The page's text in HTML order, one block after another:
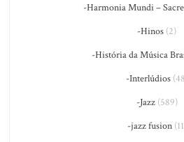
-Harmonia Mundi –
-Hinos (2)
-História da Música
-Interlúdios
-Jazz(589)
-jazz fusion